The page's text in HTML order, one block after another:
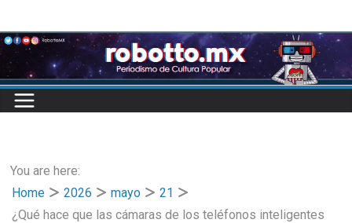
to
content
You are here:
Home
2026 mayo
21
¿Qué hace que las cámaras de los teléfonos inteligentes